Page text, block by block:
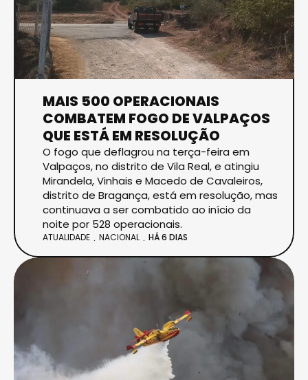
MAIS 500 OPERACIONAIS
COMBATEM FOGO DE VALPAÇOS
QUE ESTÁ EM RESOLUÇÃO
O fogo que deflagrou na terça-feira em
Valpaços, no distrito de Vila Real, e atingiu
Mirandela, Vinhais e Macedo de Cavaleiros,
distrito de Bragança, está em resolução, mas
continuava a ser combatido ao início da
noite por 528 operacionais.
ATUALIDADE NACIONAL HÁ 6 DIAS